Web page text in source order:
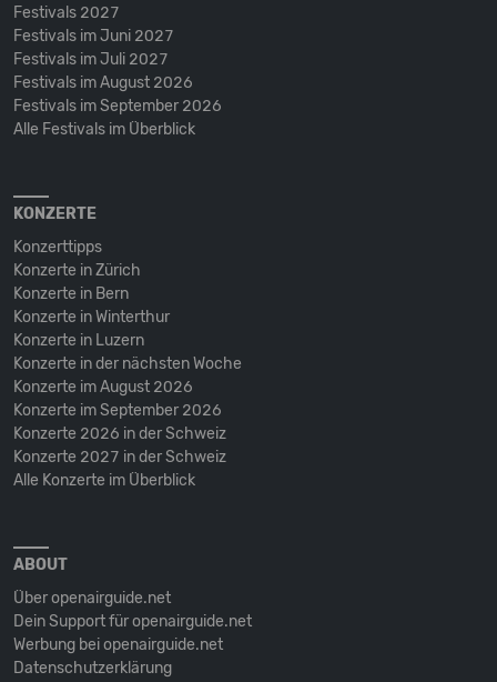
Festivals 2027
Festivals im Juni 2027
Festivals im Juli 2027
Festivals im August 2026
Festivals im September 2026
Alle Festivals im Überblick
KONZERTE
Konzerttipps
Konzerte in Zürich
Konzerte in Bern
Konzerte in Winterthur
Konzerte in Luzern
Konzerte in der nächsten Woche
Konzerte im August 2026
Konzerte im September 2026
Konzerte 2026 in der Schweiz
Konzerte 2027 in der Schweiz
Alle Konzerte im Überblick
ABOUT
Über openairguide.net
Dein Support für openairguide.net
Werbung bei openairguide.net
Datenschutz­erklärung